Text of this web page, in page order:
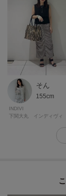
※照明の関係により
た、パソコン・スマ
が異なる場合もござい
そん
155cm
INDIVI
下関大丸 インディヴィ